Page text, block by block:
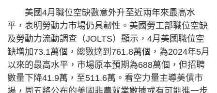
美國4月職位空缺數意外升至近兩年來最高水
平，表明勞動力市場仍具韌性。美國勞工部職位空缺
及勞動力流動調查（JOLTS）顯示，4月美國職位空
缺增加73.1萬個，總數達到761.8萬個，為2024年5月
以來的最高水平，市場原本預期為688萬個，但招聘
數量下降41.9萬，至511.6萬。看空力量主導美債市
場，周五將公布的美國非農就業數據或有可能進一步